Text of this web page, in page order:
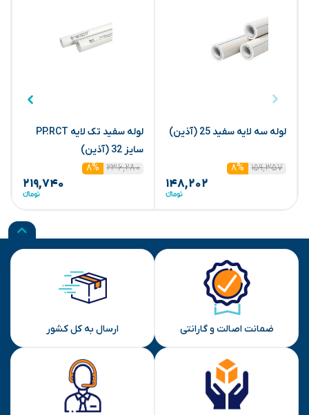
لوله سه لایه سفید 25 (آذین)
۱۵۹,۳۵۷ ۸%
۱۴۸,۲۰۲
لوله سفید تک لایه PP.RCT
سایز 32 (آذین)
۲۳۶,۲۸۰
۸%
۲۱۹,۷۴۰
ضمانت اصالت و گارانتی ارسال به کل کشور